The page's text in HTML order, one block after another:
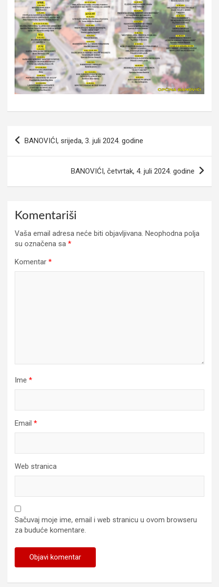
BANOVIĆI, srijeda, 3. juli 2024. godine
BANOVIĆI, četvrtak, 4. juli 2024. godine
Komentariši
Vaša email adresa neće biti objavljivana. Neophodna polja
su označena sa *
Komentar *
Ime *
Email *
Web stranica
Sačuvaj moje ime, email i web stranicu u ovom browseru
za buduće komentare.